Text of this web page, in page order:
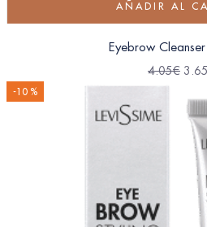
AÑADIR AL
Eyebrow Cleanser
4.05€ 3.65
-10 %